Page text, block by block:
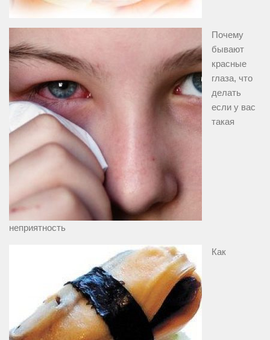
Почему
бывают
красные
глаза, что
делать
если у вас
такая
неприятность
Как